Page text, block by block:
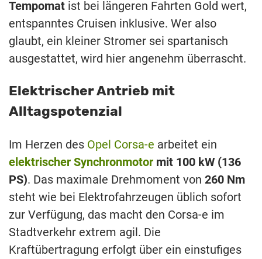
Tempomat ist bei längeren Fahrten Gold wert,
entspanntes Cruisen inklusive. Wer also
glaubt, ein kleiner Stromer sei spartanisch
ausgestattet, wird hier angenehm überrascht.
Elektrischer Antrieb mit
Alltagspotenzial
Im Herzen des Opel Corsa-e arbeitet ein
elektrischer Synchronmotor mit 100 kW (136
PS). Das maximale Drehmoment von 260 Nm
steht wie bei Elektrofahrzeugen üblich sofort
zur Verfügung, das macht den Corsa-e im
Stadtverkehr extrem agil. Die
Kraftübertragung erfolgt über ein einstufiges